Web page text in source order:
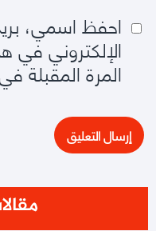
احفظ اسمي،
الإلكتروني في
المرة المقبلة